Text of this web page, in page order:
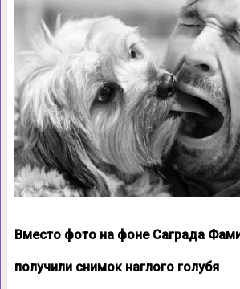
Вместо фото на фоне Саграда
получили снимок наглого голубя